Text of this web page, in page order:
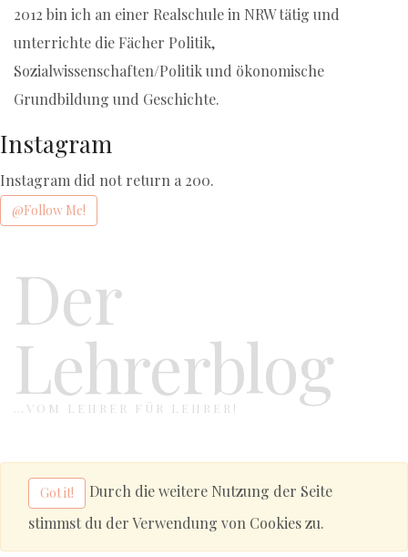
2012 bin ich an einer Realschule in NRW tätig und
unterrichte die Fächer Politik,
Sozialwissenschaften/Politik und ökonomische
Grundbildung und Geschichte.
Instagram
Instagram did not return a 200.
@Follow Me!
Der
Lehrerblog
…VOM LEHRER FÜR LEHRER!
Got it!
Durch die weitere Nutzung der Seite
stimmst du der Verwendung von Cookies zu.